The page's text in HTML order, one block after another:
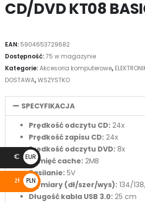
CD/DVD KT08
EAN: 5904653729682
Dostępność:75 w magazynie
Kategorie:Akcesoria komputerowe,
DOSTAWA,WSZYSTKO
SPECYFIKACJA
Prędkość odczytu CD: 24x
Prędkość zapisu CD: 24x
Prędkość odczytu DVD: 8x
Pamięć cache: 2MB
Zasilanie: 5V
Wymiary (dł/szer/wys): 134/
Długość kabla USB 3.0: 25 cm
€
EUR
€
zł
PLN
zł